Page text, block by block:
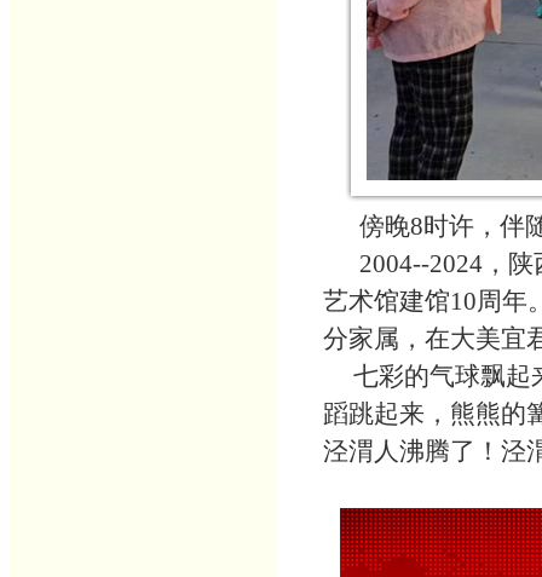
傍晚8时许，伴
2004--2024，陕
艺术馆建馆10周年
分家属，在大美宜
七彩的气球飘起
蹈跳起来，熊熊的
泾渭人沸腾了！泾